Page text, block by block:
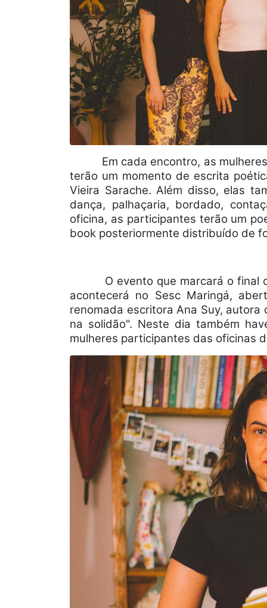
Em cada encontro, as
terão um momento de escrita
Vieira Sarache. Além disso, elas
dança, palhaçaria, bordado,
oficina, as participantes terão um
book posteriormente distribuído de
O evento que marcará o final
acontecerá no Sesc Maringá,
renomada escritora Ana Suy,
na solidão". Neste dia também
mulheres participantes das oficinas